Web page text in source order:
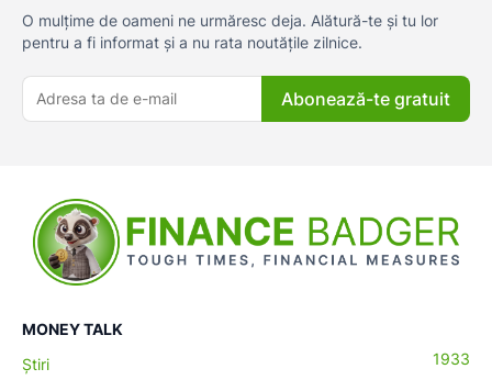
O mulțime de oameni ne urmăresc deja. Alătură-te și tu lor
pentru a fi informat și a nu rata noutățile zilnice.
Abonează-te gratuit
MONEY TALK
Știri
1933